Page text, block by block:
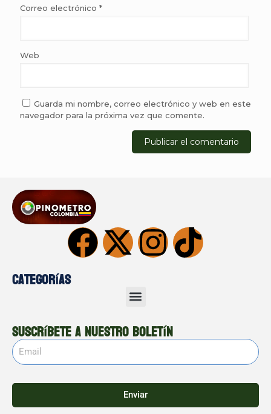
Correo electrónico *
Web
Guarda mi nombre, correo electrónico y web en este
navegador para la próxima vez que comente.
Categorías
Suscríbete a nuestro boletín
Enviar